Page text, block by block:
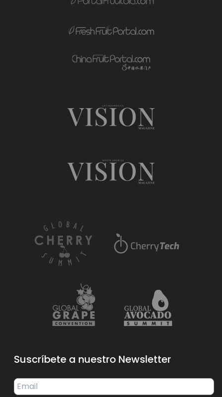
Suscríbete a nuestro Newsletter